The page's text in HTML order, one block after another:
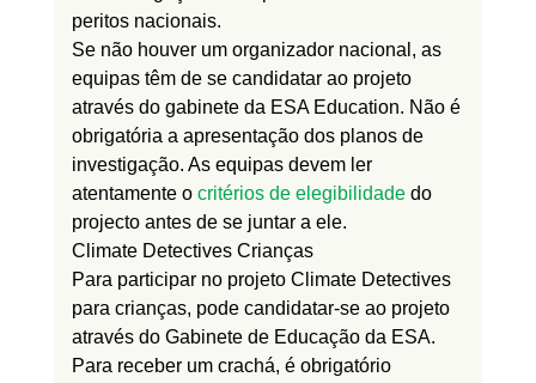
peritos nacionais.
Se não houver um organizador nacional, as
equipas têm de se candidatar ao projeto
através do gabinete da ESA Education. Não é
obrigatória a apresentação dos planos de
investigação. As equipas devem ler
atentamente o critérios de elegibilidade do
projecto antes de se juntar a ele.
Climate Detectives Crianças
Para participar no projeto Climate Detectives
para crianças, pode candidatar-se ao projeto
através do Gabinete de Educação da ESA.
Para receber um crachá, é obrigatório